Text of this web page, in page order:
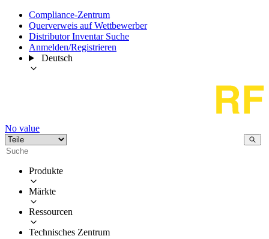
Compliance-Zentrum
Querverweis auf Wettbewerber
Distributor Inventar Suche
Anmelden/Registrieren
Deutsch
No value
Produkte
Märkte
Ressourcen
Technisches Zentrum